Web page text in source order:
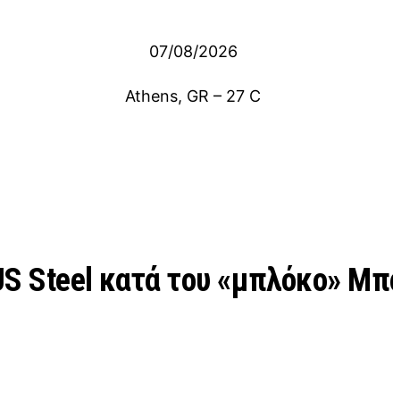
07/08/2026
Athens, GR – 27 C
Steel κατά του «μπλόκο»